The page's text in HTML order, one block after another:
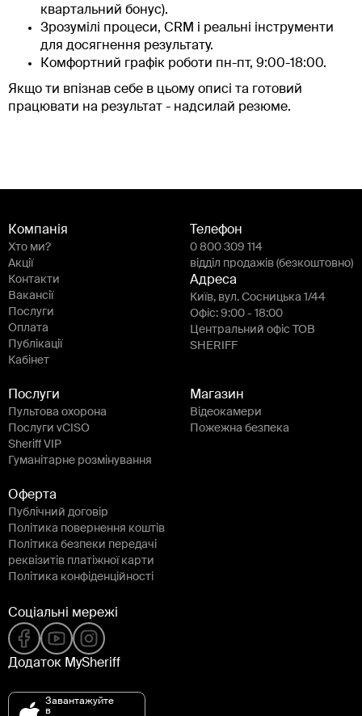
квартальний бонус).
Зрозумілі процеси, CRM і реальні інструменти
для досягнення результату.
Комфортний графік роботи пн-пт, 9:00-18:00.
Якщо ти впізнав себе в цьому описі та готовий
працювати на результат - надсилай резюме.
Компанія
Хто ми?
Акції
Контакти
Вакансії
Послуги
Оплата
Публікації
Кабінет
Телефон
0 800 309 114
відділ продажів (безкоштовно)
Адреса
Київ, вул. Сосницька 1/44
Офіс: 9:00 - 18:00
Центральний офіс ТОВ
SHERIFF
Послуги
Пультова охорона
Послуги vCISO
Sheriff VIP
Гуманітарне розмінування
Магазин
Відеокамери
Пожежна безпека
Оферта
Публічний договір
Політика повернення коштів
Політика безпеки передачі
реквізитів платіжної карти
Політика конфіденційності
Соціальні мережі
Додаток MySheriff
Завантажуйте
в